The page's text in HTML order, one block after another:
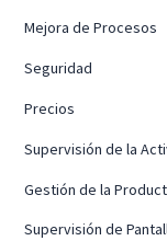
Mejora de Procesos
Seguridad
Precios
Supervisión de la
Gestión de la
Supervisión de